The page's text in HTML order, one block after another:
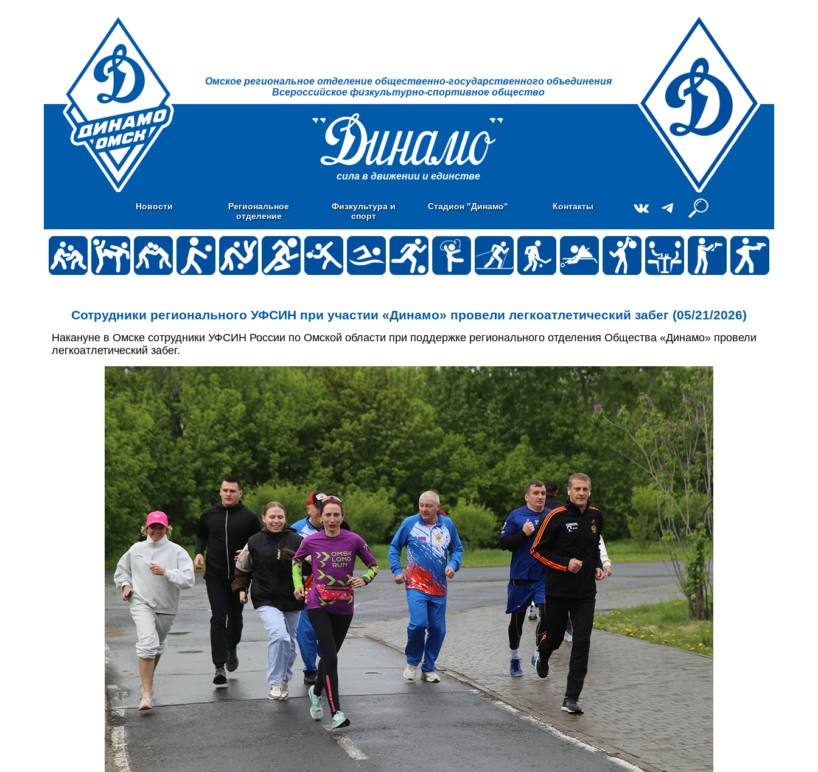
Омское региональное отделение общественно-государственного объединения
Всероссийское физкультурно-спортивное общество
сила в движении и единстве
Новости
Региональное
отделение
Физкультура и
спорт
Стадион "Динамо" Контакты
Сотрудники регионального УФСИН при участии «Динамо» провели легкоатлетический забег (05/21/2026)
Накануне в Омске сотрудники УФСИН России по Омской области при поддержке регионального отделения Общества «Динамо» провели
легкоатлетический забег.